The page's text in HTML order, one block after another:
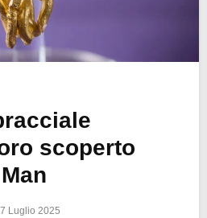
scoperto
Luglio 2025